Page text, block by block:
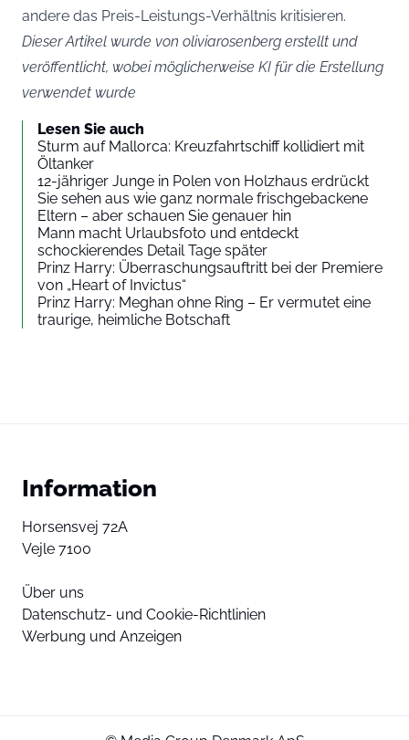
andere das Preis-Leistungs-Verhältnis kritisieren.
Dieser Artikel wurde von oliviarosenberg erstellt und
veröffentlicht, wobei möglicherweise KI für die Erstellung
verwendet wurde
Lesen Sie auch
Sturm auf Mallorca: Kreuzfahrtschiff kollidiert mit
Öltanker
12-jähriger Junge in Polen von Holzhaus erdrückt
Sie sehen aus wie ganz normale frischgebackene
Eltern – aber schauen Sie genauer hin
Mann macht Urlaubsfoto und entdeckt
schockierendes Detail Tage später
Prinz Harry: Überraschungsauftritt bei der Premiere
von „Heart of Invictus“
Prinz Harry: Meghan ohne Ring – Er vermutet eine
traurige, heimliche Botschaft
Information
Horsensvej 72A
Vejle 7100
Über uns
Datenschutz- und Cookie-Richtlinien
Werbung und Anzeigen